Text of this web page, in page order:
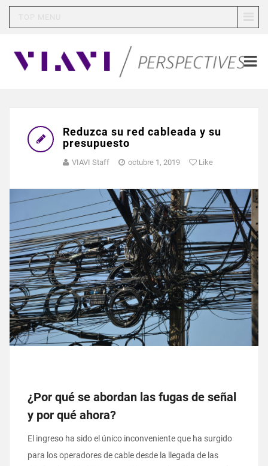
Reduzca su red cableada y su
presupuesto
VIAVI Staff octubre 1, 2019 Like
¿Por qué se abordan las fugas de señal
y por qué ahora?
El ingreso ha sido el único inconveniente que ha surgido
para los operadores de cable desde la llegada de las